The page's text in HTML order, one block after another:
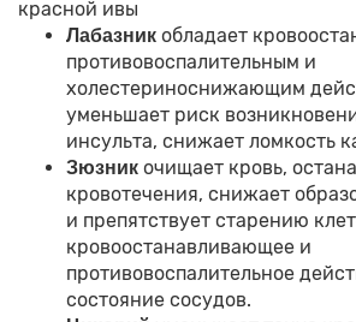
красной ивы
Лабазник обладает
противовоспалительным и
холестериноснижающим
уменьшает риск
инсульта, снижает ломкость
Зюзник очищает кровь,
кровотечения, снижает
и препятствует старению
кровоостанавливающее и
противовоспалительное
состояние сосудов.